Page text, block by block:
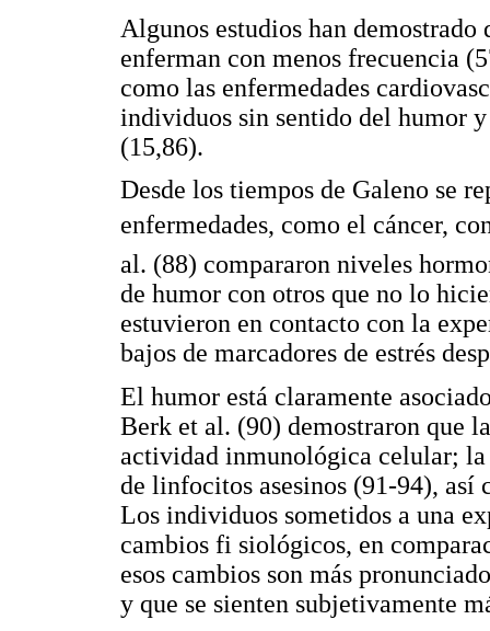
Algunos estudios han demostrado
enferman con menos frecuencia
como las enfermedades
individuos sin sentido del humor
(15,86).
Desde los tiempos de Galeno se
enfermedades, como el cáncer,
al. (88) compararon niveles
de humor con otros que no lo
estuvieron en contacto con la
bajos de marcadores de estrés
El humor está claramente
Berk et al. (90) demostraron que
actividad inmunológica celular;
de linfocitos asesinos (91-94),
Los individuos sometidos a una
cambios fi siológicos, en
esos cambios son más
y que se sienten subjetivamente